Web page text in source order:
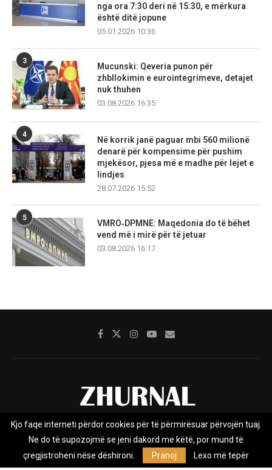
nga ora 7:30 deri në 15:30, e mërkura
është ditë jopune
05.01.2026 10:36
3
Mucunski: Qeveria punon për
zhbllokimin e eurointegrimeve, detajet
nuk thuhen
03.08.2026 16:35
4
Në korrik janë paguar mbi 560 milionë
denarë për kompensime për pushim
mjekësor, pjesa më e madhe për lejet e
lindjes
28.07.2026 15:52
5
VMRO‑DPMNE: Maqedonia do të bëhet
vend më i mirë për të jetuar
03.08.2026 16:17
Rreth nesh Impresumi Marketing
Privacy Policy
Kjo faqe interneti përdor cookies për të përmirësuar përvojën tuaj.
Ne do të supozojmë se jeni dakord me këtë, por mund të
çregjistroheni nëse dëshironi.
Pranoj Lexo më tepër